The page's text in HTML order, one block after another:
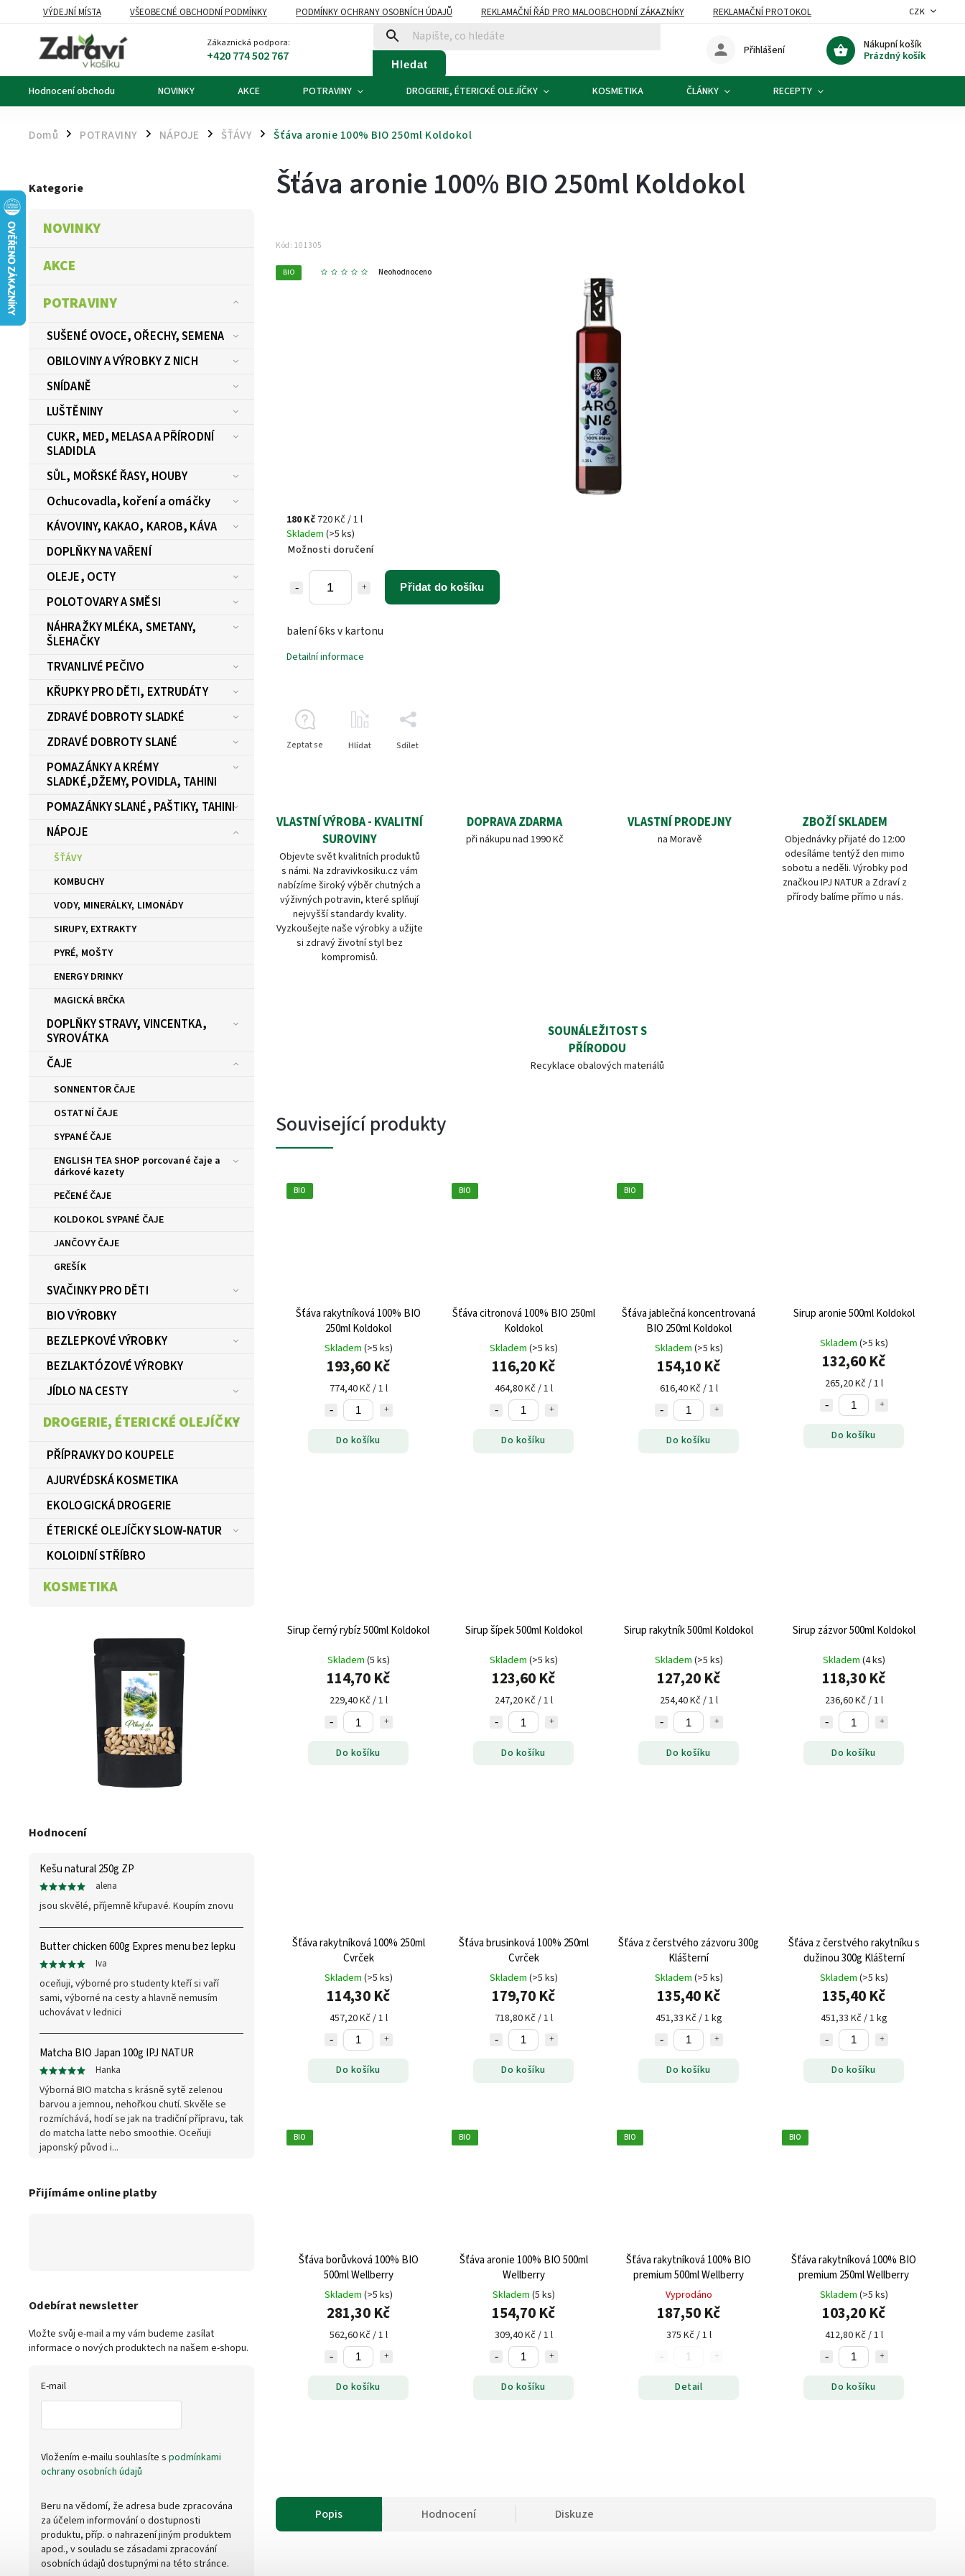
VÝDEJNÍ MÍSTA VŠEOBECNÉ OBCHODNÍ PODMÍNKY PODMÍNKY OCHRANY OSOBNÍCH ÚDAJŮ REKLAMAČNÍ ŘÁD PRO MALOOBCHODNÍ ZÁKAZNÍKY
REKLAMAČNÍ PROTOKOL
OZNÁMENÍ O ODSTOUPENÍ OD KUPNÍ SMLOUVY
KONTAKTY
CZK
Zákaznická podpora:
+420 774 502 767 Hledat
Nákupní košík
Prázdný košík
Přihlášení
Hodnocení obchodu NOVINKY AKCE POTRAVINY DROGERIE, ÉTERICKÉ OLEJÍČKY KOSMETIKA ČLÁNKY RECEPTY
Domů / POTRAVINY / NÁPOJE / ŠŤÁVY / Šťáva aronie 100% BIO 250ml Koldokol
Kategorie
NOVINKY
AKCE
POTRAVINY
SUŠENÉ OVOCE, OŘECHY, SEMENA
OBILOVINY A VÝROBKY Z NICH
SNÍDANĚ
LUŠTĚNINY
CUKR, MED, MELASA A PŘÍRODNÍ
SLADIDLA
SŮL, MOŘSKÉ ŘASY, HOUBY
Ochucovadla, koření a omáčky
KÁVOVINY, KAKAO, KAROB, KÁVA
DOPLŇKY NA VAŘENÍ
OLEJE, OCTY
POLOTOVARY A SMĚSI
NÁHRAŽKY MLÉKA, SMETANY,
ŠLEHAČKY
TRVANLIVÉ PEČIVO
KŘUPKY PRO DĚTI, EXTRUDÁTY
ZDRAVÉ DOBROTY SLADKÉ
ZDRAVÉ DOBROTY SLANÉ
POMAZÁNKY A KRÉMY
SLADKÉ,DŽEMY, POVIDLA, TAHINI
POMAZÁNKY SLANÉ, PAŠTIKY, TAHINI
NÁPOJE
ŠŤÁVY
KOMBUCHY
VODY, MINERÁLKY, LIMONÁDY
SIRUPY, EXTRAKTY
PYRÉ, MOŠTY
ENERGY DRINKY
MAGICKÁ BRČKA
DOPLŇKY STRAVY, VINCENTKA,
SYROVÁTKA
ČAJE
SONNENTOR ČAJE
OSTATNÍ ČAJE
SYPANÉ ČAJE
ENGLISH TEA SHOP porcované čaje a
dárkové kazety
PEČENÉ ČAJE
KOLDOKOL SYPANÉ ČAJE
JANČOVY ČAJE
GREŠÍK
SVAČINKY PRO DĚTI
BIO VÝROBKY
BEZLEPKOVÉ VÝROBKY
BEZLAKTÓZOVÉ VÝROBKY
JÍDLO NA CESTY
DROGERIE, ÉTERICKÉ OLEJÍČKY
PŘÍPRAVKY DO KOUPELE
AJURVÉDSKÁ KOSMETIKA
EKOLOGICKÁ DROGERIE
ÉTERICKÉ OLEJÍČKY SLOW-NATUR
KOLOIDNÍ STŘÍBRO
KOSMETIKA
Hodnocení
Kešu natural 250g ZP
alena
jsou skvělé, příjemně křupavé. Koupím znovu
Butter chicken 600g Expres menu bez lepku
Iva
oceňuji, výborné pro studenty kteří si vaří
sami, výborné na cesty a hlavně nemusím
uchovávat v lednici
Matcha BIO Japan 100g IPJ NATUR
Hanka
Výborná BIO matcha s krásně sytě zelenou
barvou a jemnou, nehořkou chutí. Skvěle se
rozmíchává, hodí se jak na tradiční přípravu, tak
do matcha latte nebo smoothie. Oceňuji
japonský původ i...
Přijímáme online platby
Odebírat newsletter
Vložte svůj e-mail a my vám budeme zasílat
informace o nových produktech na našem e-shopu.
E-mail
Vložením e-mailu souhlasíte s podmínkami
ochrany osobních údajů
Beru na vědomí, že adresa bude zpracována
za účelem informování o dostupnosti
produktu, příp. o nahrazení jiným produktem
apod., v souladu se zásadami zpracování
osobních údajů dostupnými na této stránce.
Šťáva aronie 100% BIO 250ml Koldokol
Kód: 101305
BIO Neohodnoceno
180 Kč 720 Kč / 1 l
Skladem (>5 ks)
Možnosti doručení
Přidat do košíku
balení 6ks v kartonu
Detailní informace
Zeptat se Hlídat Sdílet
VLASTNÍ VÝROBA - KVALITNÍ
SUROVINY
Objevte svět kvalitních produktů
s námi. Na zdravivkosiku.cz vám
nabízíme široký výběr chutných a
výživných potravin, které splňují
nejvyšší standardy kvality.
Vyzkoušejte naše výrobky a užijte
si zdravý životní styl bez
kompromisů.
DOPRAVA ZDARMA
při nákupu nad 1990 Kč
VLASTNÍ PRODEJNY
na Moravě
ZBOŽÍ SKLADEM
Objednávky přijaté do 12:00
odesíláme tentýž den mimo
sobotu a neděli. Výrobky pod
značkou IPJ NATUR a Zdraví z
přírody balíme přímo u nás.
SOUNÁLEŽITOST S
PŘÍRODOU
Recyklace obalových materiálů
Související produkty
BIO
Šťáva rakytníková 100% BIO
250ml Koldokol
Skladem (>5 ks)
193,60 Kč
774,40 Kč / 1 l
Do košíku
BIO
Šťáva citronová 100% BIO 250ml
Koldokol
Skladem (>5 ks)
116,20 Kč
464,80 Kč / 1 l
Do košíku
BIO
Šťáva jablečná koncentrovaná
BIO 250ml Koldokol
Skladem (>5 ks)
154,10 Kč
616,40 Kč / 1 l
Do košíku
Sirup aronie 500ml Koldokol
Skladem (>5 ks)
132,60 Kč
265,20 Kč / 1 l
Do košíku
Sirup černý rybíz 500ml Koldokol
Skladem (5 ks)
114,70 Kč
229,40 Kč / 1 l
Do košíku
Sirup šípek 500ml Koldokol
Skladem (>5 ks)
123,60 Kč
247,20 Kč / 1 l
Do košíku
Sirup rakytník 500ml Koldokol
Skladem (>5 ks)
127,20 Kč
254,40 Kč / 1 l
Do košíku
Sirup zázvor 500ml Koldokol
Skladem (4 ks)
118,30 Kč
236,60 Kč / 1 l
Do košíku
Šťáva rakytníková 100% 250ml
Cvrček
Skladem (>5 ks)
114,30 Kč
457,20 Kč / 1 l
Do košíku
Šťáva brusinková 100% 250ml
Cvrček
Skladem (>5 ks)
179,70 Kč
718,80 Kč / 1 l
Do košíku
Šťáva z čerstvého zázvoru 300g
Klášterní
Skladem (>5 ks)
135,40 Kč
451,33 Kč / 1 kg
Do košíku
Šťáva z čerstvého rakytníku s
dužinou 300g Klášterní
Skladem (>5 ks)
135,40 Kč
451,33 Kč / 1 kg
Do košíku
BIO
Šťáva borůvková 100% BIO
500ml Wellberry
Skladem (>5 ks)
281,30 Kč
562,60 Kč / 1 l
Do košíku
BIO
Šťáva aronie 100% BIO 500ml
Wellberry
Skladem (5 ks)
154,70 Kč
309,40 Kč / 1 l
Do košíku
BIO
Šťáva rakytníková 100% BIO
premium 500ml Wellberry
Vyprodáno
187,50 Kč
375 Kč / 1 l
Detail
BIO
Šťáva rakytníková 100% BIO
premium 250ml Wellberry
Skladem (>5 ks)
103,20 Kč
412,80 Kč / 1 l
Do košíku
Popis Hodnocení Diskuze